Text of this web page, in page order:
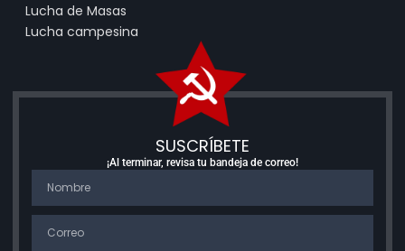
Lucha de Masas
Lucha campesina
SUSCRÍBETE
¡Al terminar, revisa tu bandeja de correo!